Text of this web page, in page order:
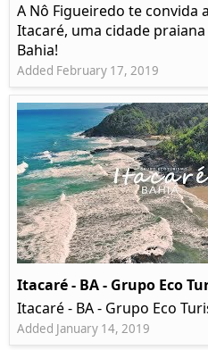
A Nô Figueiredo te convida
Itacaré, uma cidade
Bahia!
Added February 17, 2019
Itacaré - BA - Grupo Eco
Itacaré - BA - Grupo Eco
Added January 14, 2019